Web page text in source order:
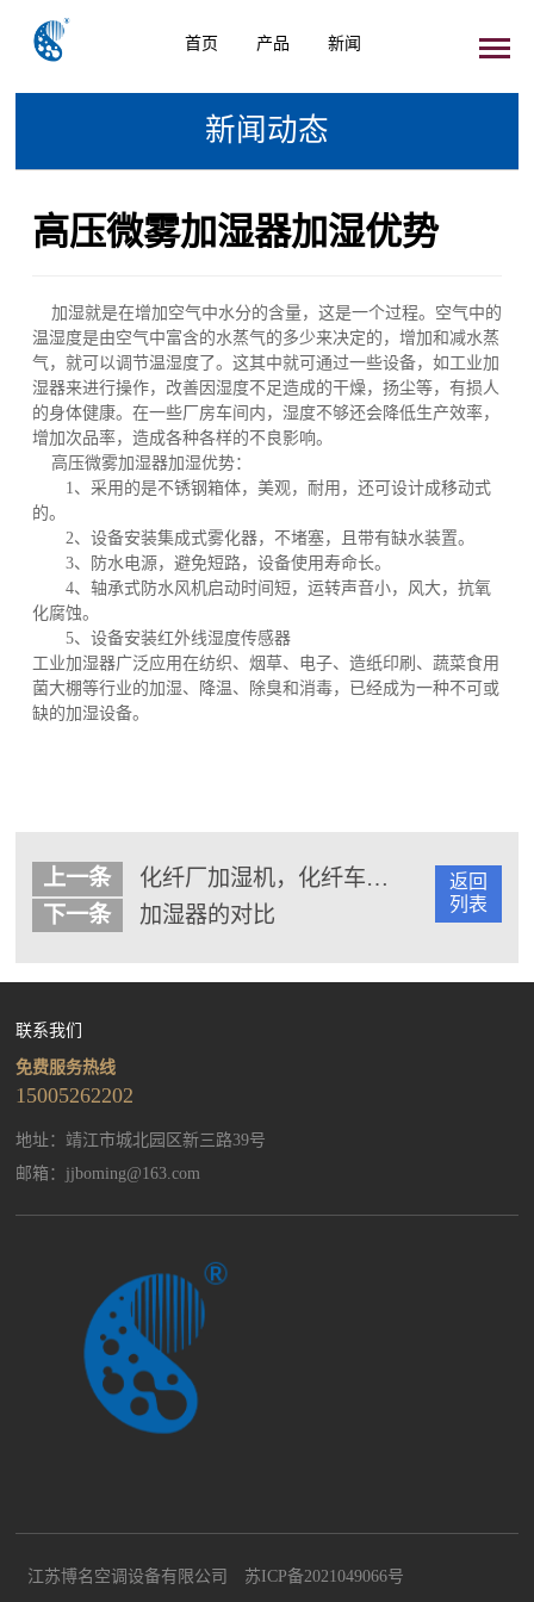
首页 产品 新闻
新闻动态
高压微雾加湿器加湿优势
加湿就是在增加空气中水分的含量，这是一个过程。空气中的
温湿度是由空气中富含的水蒸气的多少来决定的，增加和减水蒸
气，就可以调节温湿度了。这其中就可通过一些设备，如工业加
湿器来进行操作，改善因湿度不足造成的干燥，扬尘等，有损人
的身体健康。在一些厂房车间内，湿度不够还会降低生产效率，
增加次品率，造成各种各样的不良影响。
高压微雾加湿器加湿优势：
1、采用的是不锈钢箱体，美观，耐用，还可设计成移动式
的。
2、设备安装集成式雾化器，不堵塞，且带有缺水装置。
3、防水电源，避免短路，设备使用寿命长。
4、轴承式防水风机启动时间短，运转声音小，风大，抗氧
化腐蚀。
5、设备安装红外线湿度传感器
工业加湿器广泛应用在纺织、烟草、电子、造纸印刷、蔬菜食用
菌大棚等行业的加湿、降温、除臭和消毒，已经成为一种不可或
缺的加湿设备。
返回
列表
上一条
化纤厂加湿机，化纤车间仓库加湿器
下一条
加湿器的对比
联系我们
免费服务热线
15005262202
地址：靖江市城北园区新三路39号
邮箱： jjboming@163.com
江苏博名空调设备有限公司 苏ICP备2021049066号